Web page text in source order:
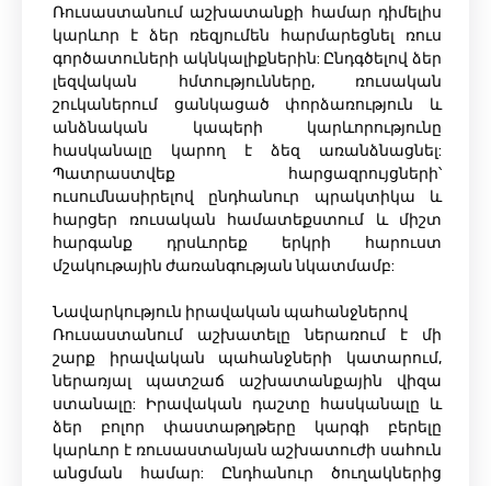
Ռուսաստանում աշխատանքի համար դիմելիս
կարևոր է ձեր ռեզյումեն հարմարեցնել ռուս
գործատուների ակնկալիքներին: Ընդգծելով ձեր
լեզվական հմտությունները, ռուսական
շուկաներում ցանկացած փորձառություն և
անձնական կապերի կարևորությունը
հասկանալը կարող է ձեզ առանձնացնել:
Պատրաստվեք հարցազրույցների՝
ուսումնասիրելով ընդհանուր պրակտիկա և
հարցեր ռուսական համատեքստում և միշտ
հարգանք դրսևորեք երկրի հարուստ
մշակութային ժառանգության նկատմամբ:
Նավարկություն իրավական պահանջներով
Ռուսաստանում աշխատելը ներառում է մի
շարք իրավական պահանջների կատարում,
ներառյալ պատշաճ աշխատանքային վիզա
ստանալը: Իրավական դաշտը հասկանալը և
ձեր բոլոր փաստաթղթերը կարգի բերելը
կարևոր է ռուսաստանյան աշխատուժի սահուն
անցման համար: Ընդհանուր ծուղակներից